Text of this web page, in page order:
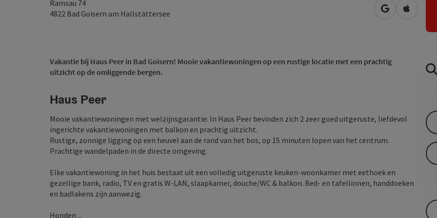
Ramsau 74
4822 Bad Goisern am Hallstättersee Openen inOpenen
Vakantie bij Haus Peer in Bad Goisern! Mooie vakantiewoningen op een rustige locatie met een prachtig
uitzicht op de omliggende bergen.
Haus Peer
Mooie vakantiewoningen met welzijnsgarantie: In Haus Peer bevinden zich 2 zeer goed uitgeruste, liefdevol
ingerichte vakantiewoningen met balkon en prachtig uitzicht.
Rustige, zonnige ligging op een heuvel aan de rand van het bos, op 15 minuten lopen van het centrum.
Prachtige wandelpaden in de directe omgeving.
Elke vakantiewoning in het huis bestaat uit een volledig uitgeruste keuken-woonkamer met eethoek en
gezellige bank, radio, TV en gratis W-LAN, slaapkamer, douche/WC & balkon. Bed- en tafellinnen, handdoeken
en badlakens zijn aanwezig.
Honden ...